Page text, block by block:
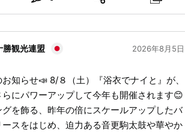
勝観光連盟 2026年8月5日
土）『浴衣でナイと』が、
にパワーアップして今年も開催されます😊
グを飾る、昨年の倍にスケールアップしたバ
ースをはじめ、迫力ある音更駒太鼓や華やか